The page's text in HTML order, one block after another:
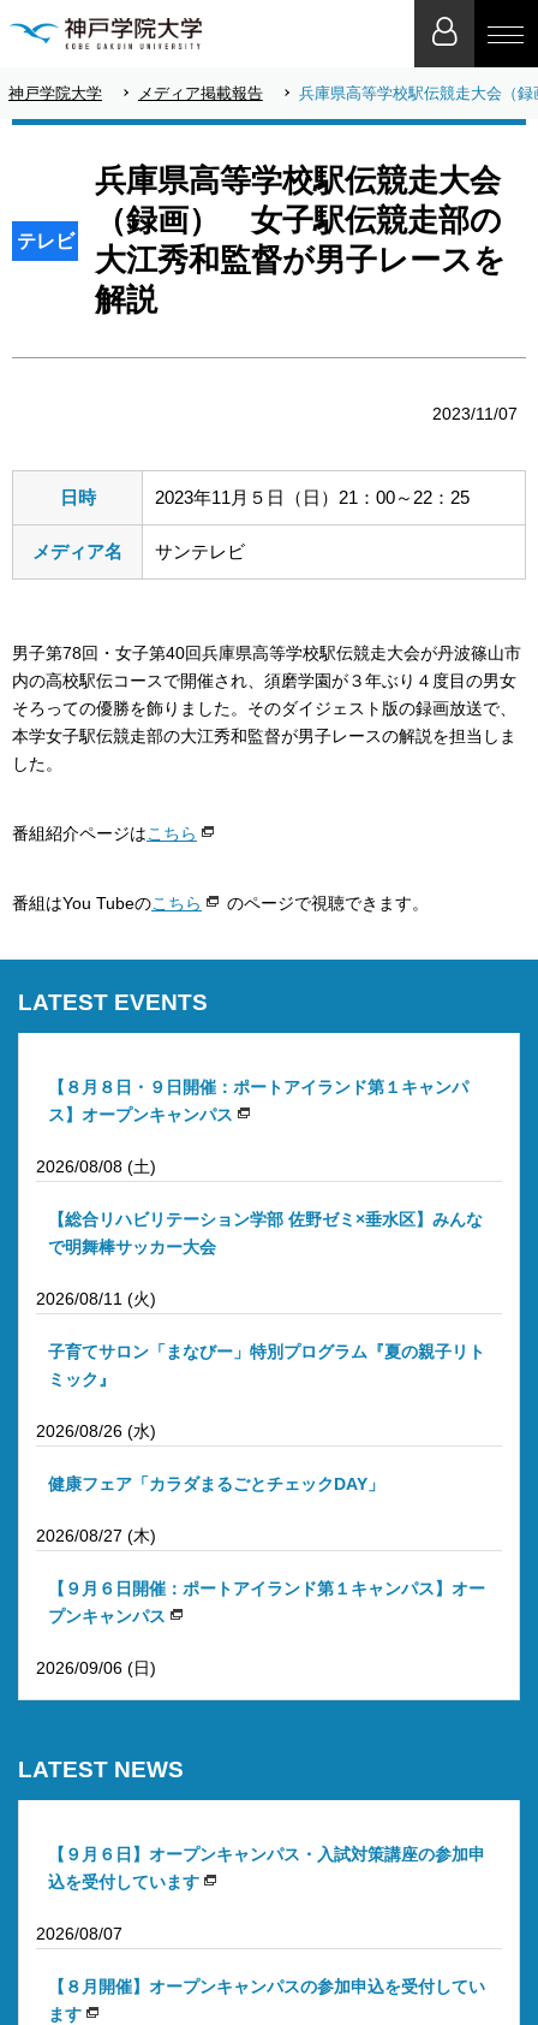
神戸学院大学 メディア掲載報告 兵庫県高等学校駅伝競走大会（
テレビ
兵庫県高等学校駅伝競走大会
（録画） 女子駅伝競走部の
大江秀和監督が男子レースを
解説
2023/11/07
日時 2023年11月５日（日）21：00～22：25
メディア名 サンテレビ
男子第78回・女子第40回兵庫県高等学校駅伝競走大会が丹波篠山市
内の高校駅伝コースで開催され、須磨学園が３年ぶり４度目の男女
そろっての優勝を飾りました。そのダイジェスト版の録画放送で、
本学女子駅伝競走部の大江秀和監督が男子レースの解説を担当しま
した。
番組紹介ページはこちら
番組はYou Tubeのこちら のページで視聴できます。
LATEST EVENTS
【８月８日・９日開催：ポートアイランド第１キャンパ
ス】オープンキャンパス
2026/08/08 (土)
【総合リハビリテーション学部 佐野ゼミ×垂水区】みんな
で明舞棒サッカー大会
2026/08/11 (火)
子育てサロン「まなびー」特別プログラム『夏の親子リト
ミック』
2026/08/26 (水)
健康フェア「カラダまるごとチェックDAY」
2026/08/27 (木)
【９月６日開催：ポートアイランド第１キャンパス】オー
プンキャンパス
2026/09/06 (日)
LATEST NEWS
【９月６日】オープンキャンパス・入試対策講座の参加申
込を受付しています
2026/08/07
【８月開催】オープンキャンパスの参加申込を受付してい
ます